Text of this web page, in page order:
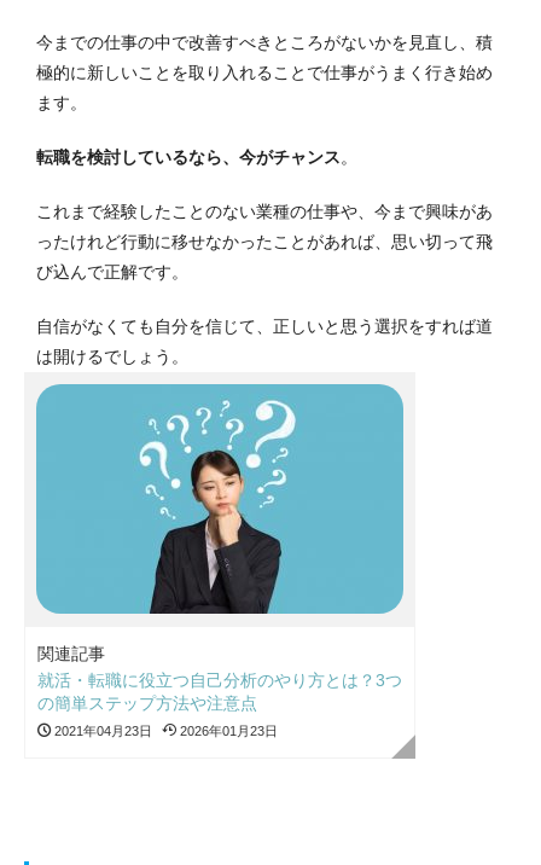
今までの仕事の中で改善すべきところがないかを見直し、積
極的に新しいことを取り入れることで仕事がうまく行き始め
ます。
転職を検討しているなら、今がチャンス。
これまで経験したことのない業種の仕事や、今まで興味があ
ったけれど行動に移せなかったことがあれば、思い切って飛
び込んで正解です。
自信がなくても自分を信じて、正しいと思う選択をすれば道
は開けるでしょう。
関連記事
就活・転職に役立つ自己分析のやり方とは？3つ
の簡単ステップ方法や注意点
2021年04月23日 2026年01月23日